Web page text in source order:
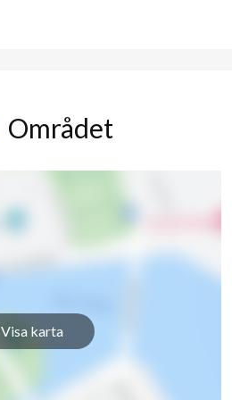
Området
Visa karta